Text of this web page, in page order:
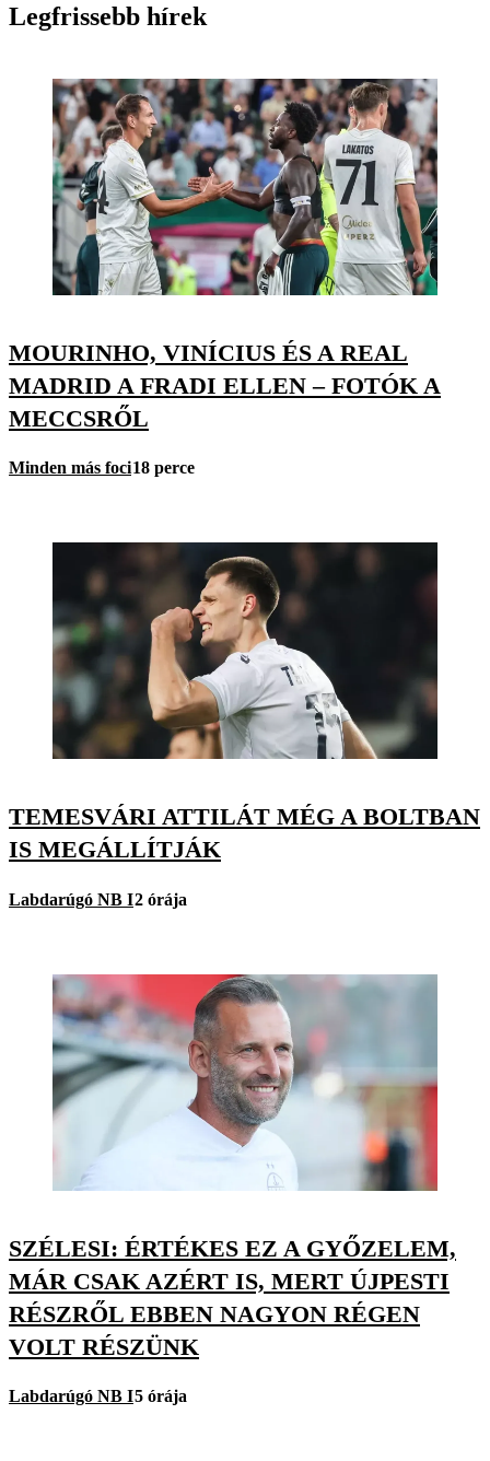
Legfrissebb hírek
MOURINHO, VINÍCIUS ÉS A REAL
MADRID A FRADI ELLEN – FOTÓK A
MECCSRŐL
Minden más foci18 perce
TEMESVÁRI ATTILÁT MÉG A BOLTBAN
IS MEGÁLLÍTJÁK
Labdarúgó NB I2 órája
SZÉLESI: ÉRTÉKES EZ A GYŐZELEM,
MÁR CSAK AZÉRT IS, MERT ÚJPESTI
RÉSZRŐL EBBEN NAGYON RÉGEN
VOLT RÉSZÜNK
Labdarúgó NB I5 órája